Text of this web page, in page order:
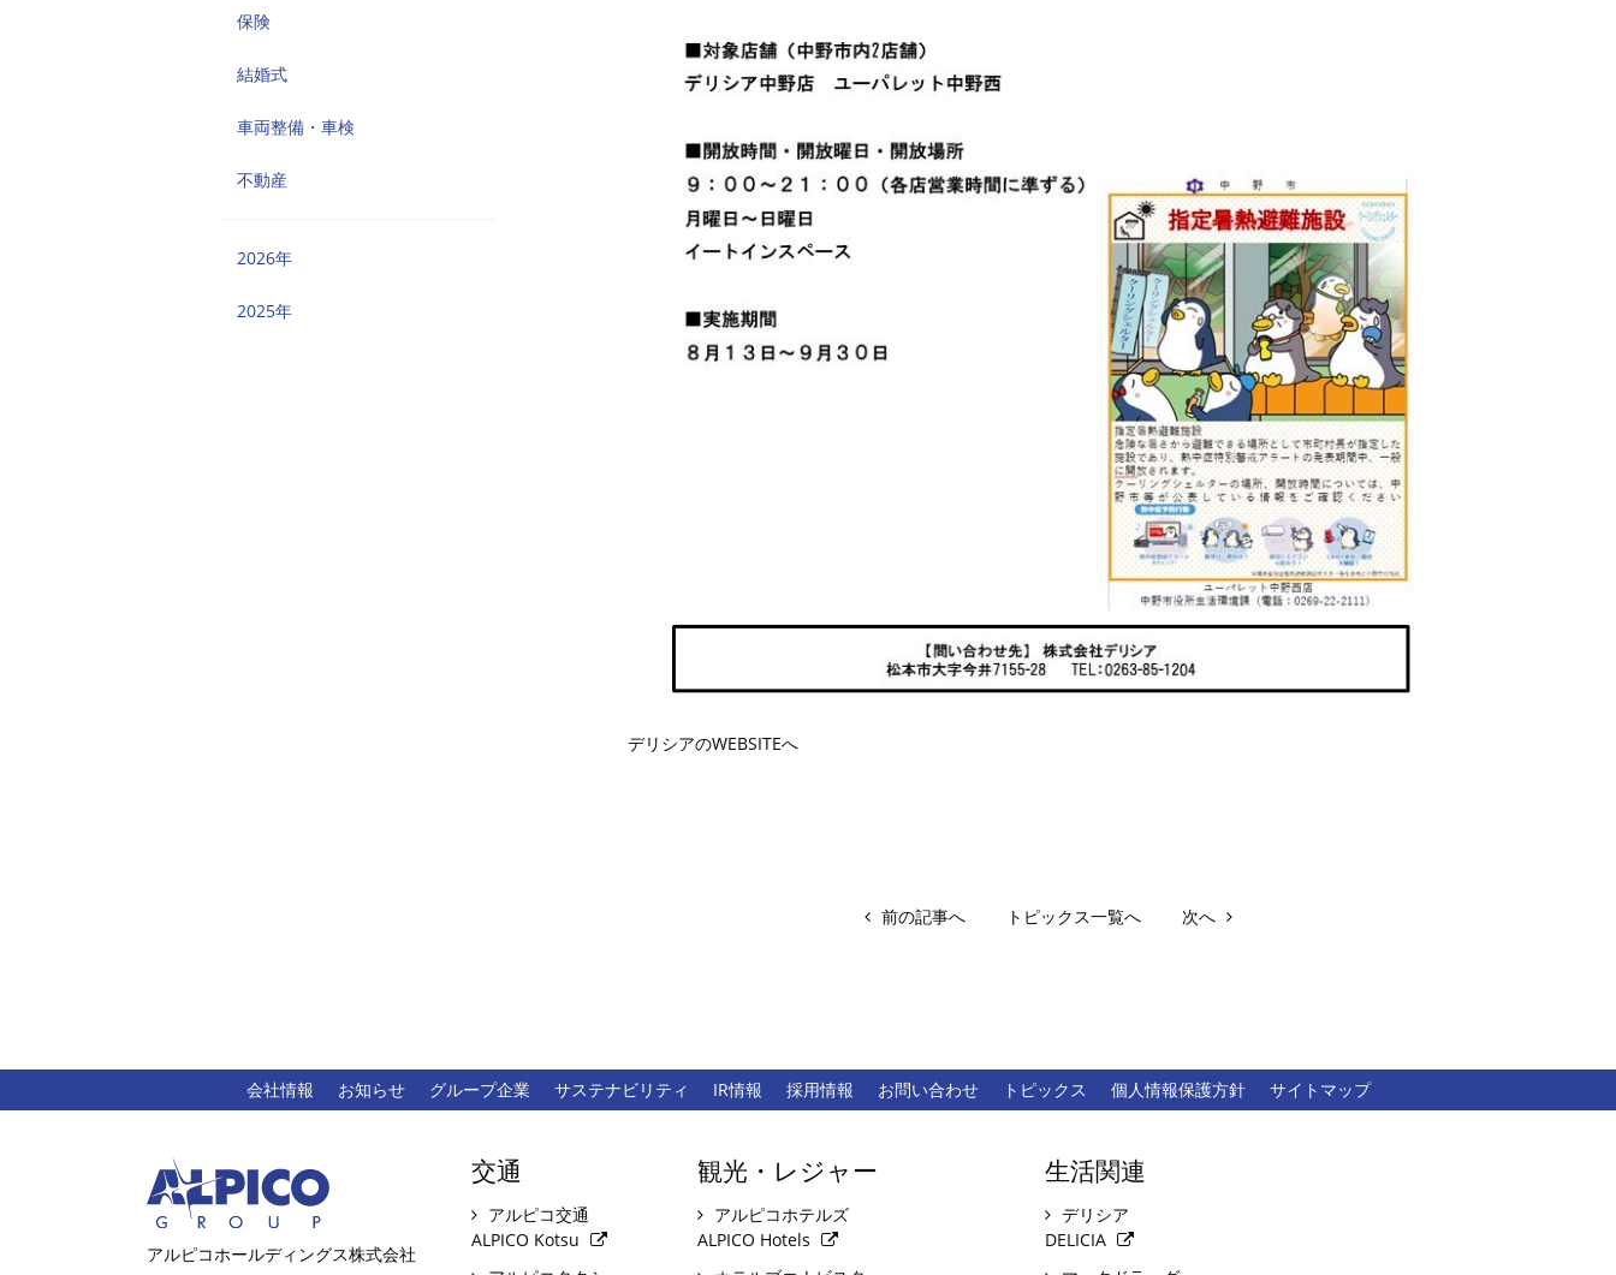
保険
結婚式
車両整備・車検
不動産
2026年
2025年
デリシアのWEBSITEへ
前の記事へ トピックス一覧へ 次へ
会社情報 お知らせ グループ企業 サステナビリティ IR情報 採用情報 お問い合わせ トピックス 個人情報保護方針 サイトマップ
アルピコホールディングス株式会社
交通
アルピコ交通
ALPICO Kotsu
観光・レジャー
アルピコホテルズ
ALPICO Hotels
生活関連
デリシア
DELICIA